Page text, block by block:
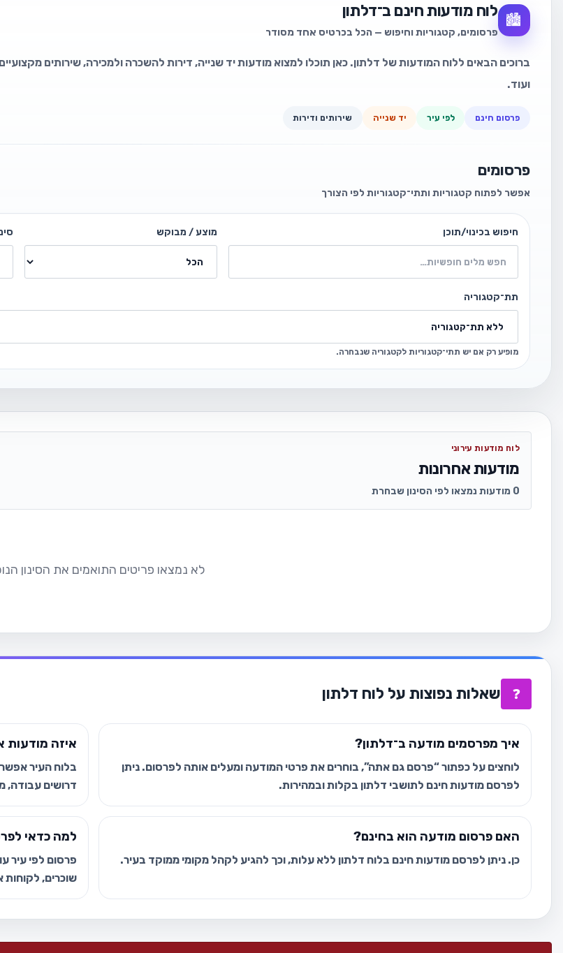
🏙️
לוח מודעות חינם ב־דלתון
פרסומים, קטגוריות וחיפוש — הכל בכרטיס אחד מסודר
ברוכים הבאים ללוח המודעות של דלתון. כאן תוכלו למצוא מודעות יד שנייה, דירות להשכרה ולמכירה, שירותים
ועוד.
פרסום חינם לפי עיר יד שנייה שירותים ודירות
פרסומים
אפשר לפתוח קטגוריות ותתי־קטגוריות לפי הצורך
חיפוש בכינוי/תוכן מוצע / מבוקש
תת־קטגוריה
מופיע רק אם יש תתי־קטגוריות לקטגוריה שנבחרה.
לוח מודעות עירוני
מודעות אחרונות
0 מודעות נמצאו לפי הסינון שבחרת
לא נמצאו פריטים התואמים את הסינון
❓ שאלות נפוצות על לוח דלתון
איך מפרסמים מודעה ב־דלתון?
לוחצים על כפתור “פרסם גם אתה”, בוחרים את פרטי המודעה ומעלים אותה לפרסום. ניתן
לפרסם מודעות חינם לתושבי דלתון בקלות ובמהירות.
איזה מודעות
בלוח העיר אפשר
דרושים עבודה,
האם פרסום מודעה הוא בחינם?
כן. ניתן לפרסם מודעות חינם בלוח דלתון ללא עלות, וכך להגיע לקהל מקומי ממוקד בעיר.
למה כדאי
פרסום לפי עיר
שוכרים, לקוחות